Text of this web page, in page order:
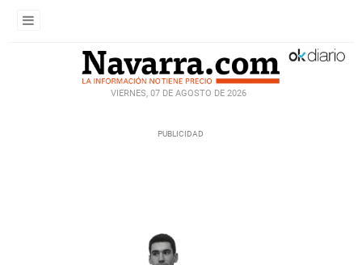
VIERNES, 07 DE AGOSTO DE 2026